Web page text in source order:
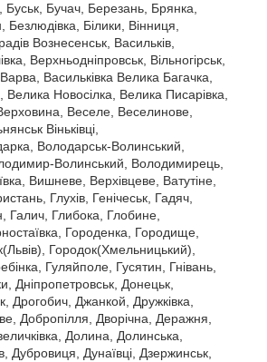
Буськ, Бучач, Березань, Брянка,
Безлюдівка, Білики, Вінниця,
Вознесенськ, Васильків,
Верхньодніпровськ, Вільногірськ,
Васильківка Велика Багачка,
Новосілка, Велика Писарівка,
Веселе, Веселинове,
Віньківці,
Володарськ-Волинський,
Волинський, Володимирець,
Вишневе, Верхівцеве, Ватутіне,
Глухів, Генічеськ, Гадяч,
Галич, Глибока, Глобине,
Городенка, Городище,
Городок(Хмельницький),
Гуляйполе, Гусятин, Гнівань,
Дніпропетровськ, Донецьк,
Дрогобич, Джанкой, Дружківка,
Добропілля, Дворічна, Деражня,
Долина, Долинська,
Дубровиця, Дунаївці, Дзержинськ,